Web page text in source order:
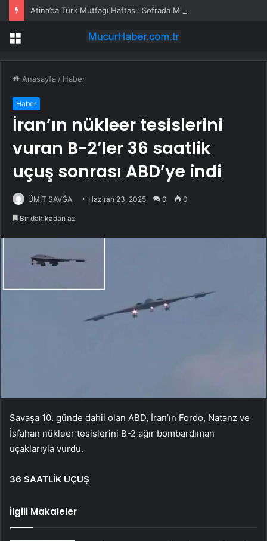
Atina’da Türk Mutfağı Haftası: Sofrada Miras
Menü
Anasayfa / Haber
Haber
İran’ın nükleer tesislerini
vuran B-2’ler 36 saatlik
uçuş sonrası ABD’ye indi
ÜMİT SAVĞA Haziran 23, 2025 0 0
Bir dakikadan az
Savaşa 10. günde dahil olan ABD, İran’ın Fordo, Natanz ve
İsfahan nükleer tesislerini B-2 ağır bombardıman
uçaklarıyla vurdu.
36 SAATLİK UÇUŞ
İlgili Makaleler